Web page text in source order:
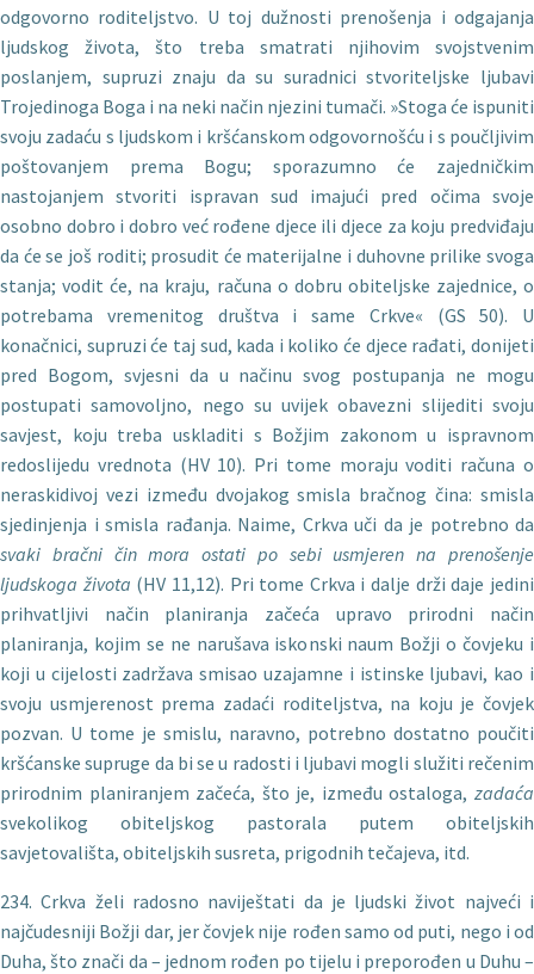
odgovorno roditeljstvo. U toj dužnosti prenošenja i odgajanja
ljudskog života, što treba smatrati njihovim svojstvenim
poslanjem, supruzi znaju da su suradnici stvoriteljske ljubavi
Trojedinoga Boga i na neki način njezini tumači. »Stoga će ispuniti
svoju zadaću s ljudskom i kršćanskom odgovornošću i s poučljivim
poštovanjem prema Bogu; sporazumno će zajedničkim
nastojanjem stvoriti ispravan sud imajući pred očima svoje
osobno dobro i dobro već rođene djece ili djece za koju predviđaju
da će se još roditi; prosudit će materijalne i duhovne prilike svoga
stanja; vodit će, na kraju, računa o dobru obiteljske zajednice, o
potrebama vremenitog društva i same Crkve« (GS 50). U
konačnici, supruzi će taj sud, kada i koliko će djece rađati, donijeti
pred Bogom, svjesni da u načinu svog postupanja ne mogu
postupati samovoljno, nego su uvijek obavezni slijediti svoju
savjest, koju treba uskladiti s Božjim zakonom u ispravnom
redoslijedu vrednota (HV 10). Pri tome moraju voditi ra­čuna o
neraskidivoj vezi između dvojakog smisla bračnog čina: smisla
sjedinjenja i smisla rađanja. Naime, Crkva uči da je potrebno da
svaki bračni čin mora ostati po sebi usmjeren na prenošenje
ljudskoga života (HV 11,12). Pri tome Crkva i dalje drži daje jedini
prihvatljivi način planiranja začeća upravo prirodni način
planiranja, kojim se ne narušava iskonski naum Božji o čovjeku i
koji u cijelosti zadržava smisao uzajamne i istinske ljubavi, kao i
svoju usmjerenost prema zadaći roditeljstva, na koju je čovjek
pozvan. U tome je smislu, naravno, potrebno dostatno poučiti
kršćanske supruge da bi se u radosti i ljubavi mogli služiti rečenim
prirodnim planiranjem začeća, što je, između ostaloga, zadaća
svekolikog obiteljskog pastorala putem obiteljskih
savjetovališta, obiteljskih susreta, prigodnih tečajeva, itd.
234. Crkva želi radosno naviještati da je ljudski život najveći i
najčudesniji Božji dar, jer čovjek nije rođen samo od puti, nego i od
Duha, što znači da – jednom rođen po tijelu i preporođen u Duhu –